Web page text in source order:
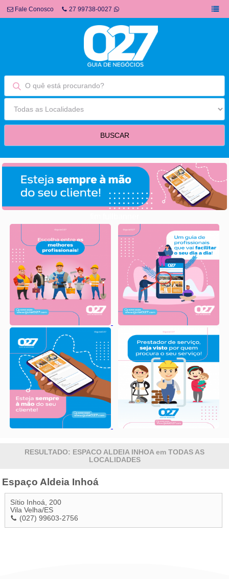
Fale Conosco 27 99738-0027
RESULTADO: ESPACO ALDEIA INHOA em TODAS AS
LOCALIDADES
Espaço Aldeia Inhoá
Sítio Inhoá, 200
Vila Velha/ES
(027) 99603-2756